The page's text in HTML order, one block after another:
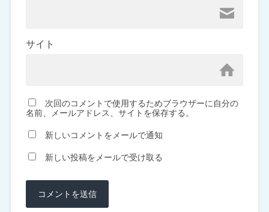
サイト
次回のコメントで使用するためブラウザーに自分の
名前、メールアドレス、サイトを保存する。
新しいコメントをメールで通知
新しい投稿をメールで受け取る